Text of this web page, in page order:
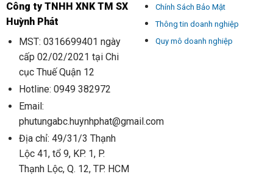
Công ty TNHH XNK TM SX
Huỳnh Phát
MST: 0316699401 ngày
cấp 02/02/2021 tại Chi
cục Thuế Quận 12
Hotline: 0949 382972
Email:
phutungabc.huynhphat@gmail.com
Địa chỉ: 49/31/3 Thạnh
Lộc 41, tổ 9, KP. 1, P.
Thạnh Lộc, Q. 12, TP. HCM
Chính Sách Bảo Mật
Thông tin doanh nghiệp
Quy mô doanh nghiệp